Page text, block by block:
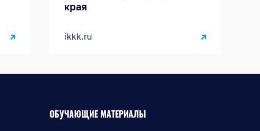
края
ikkk.ru
ОБУЧАЮЩИЕ МАТЕРИАЛЫ